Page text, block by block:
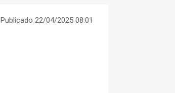
Publicado 22/04/2025 08:01